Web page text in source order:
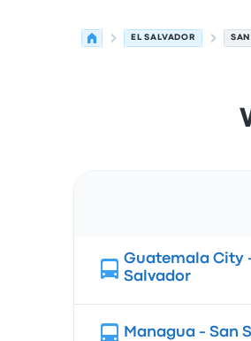
EL SALVADOR SAN
Guatemala City
Salvador
Managua - San